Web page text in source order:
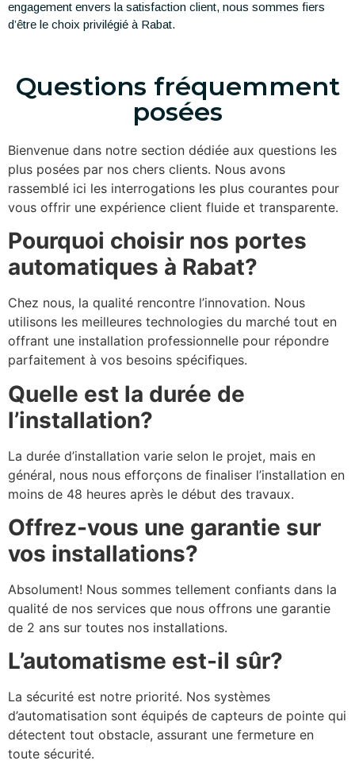
engagement envers la satisfaction client, nous sommes fiers
d’être le choix privilégié à Rabat.
Questions fréquemment
posées
Bienvenue dans notre section dédiée aux questions les
plus posées par nos chers clients. Nous avons
rassemblé ici les interrogations les plus courantes pour
vous offrir une expérience client fluide et transparente.
Pourquoi choisir nos portes
automatiques à Rabat?
Chez nous, la qualité rencontre l’innovation. Nous
utilisons les meilleures technologies du marché tout en
offrant une installation professionnelle pour répondre
parfaitement à vos besoins spécifiques.
Quelle est la durée de
l’installation?
La durée d’installation varie selon le projet, mais en
général, nous nous efforçons de finaliser l’installation en
moins de 48 heures après le début des travaux.
Offrez-vous une garantie sur
vos installations?
Absolument! Nous sommes tellement confiants dans la
qualité de nos services que nous offrons une garantie
de 2 ans sur toutes nos installations.
L’automatisme est-il sûr?
La sécurité est notre priorité. Nos systèmes
d’automatisation sont équipés de capteurs de pointe qui
détectent tout obstacle, assurant une fermeture en
toute sécurité.